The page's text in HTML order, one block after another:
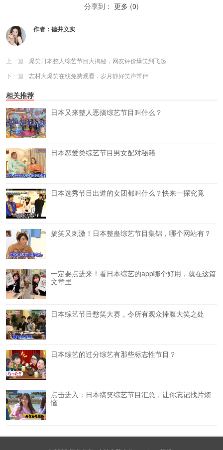
分享到： 更多 (0)
作者： 德井义实
上一篇
爆笑日本整人综艺节目大揭秘，网友评价爆笑到飞起
下一篇
志村大爆笑在线免费观看，岁月静好笑声常伴
相关推荐
日本又来整人恶搞综艺节目叫什么？
日本恋爱类综艺节目男女配对秘籍
日本选秀节目出道的女团都叫什么？快来一探究竟
搞笑又刺激！日本整蛊综艺节目集锦，哪个网站有？
一定要点进来！看日本综艺的app哪个好用，就在这篇
文章里
日本综艺节目憋笑大赛，令所有观众捧腹大笑之处
日本综艺的过分综艺有那些标志性节目？
点击进入：日本搞笑综艺节目汇总，让你忘记找片烦
恼